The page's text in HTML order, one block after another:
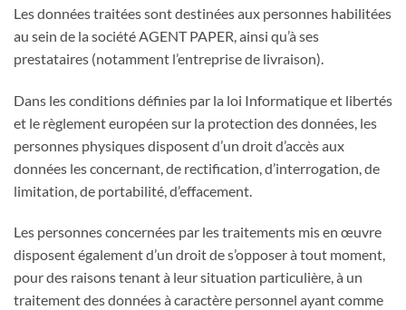
Les données traitées sont destinées aux personnes habilitées
au sein de la société AGENT PAPER, ainsi qu’à ses
prestataires (notamment l’entreprise de livraison).
Dans les conditions définies par la loi Informatique et libertés
et le règlement européen sur la protection des données, les
personnes physiques disposent d’un droit d’accès aux
données les concernant, de rectification, d’interrogation, de
limitation, de portabilité, d’effacement.
Les personnes concernées par les traitements mis en œuvre
disposent également d’un droit de s’opposer à tout moment,
pour des raisons tenant à leur situation particulière, à un
traitement des données à caractère personnel ayant comme